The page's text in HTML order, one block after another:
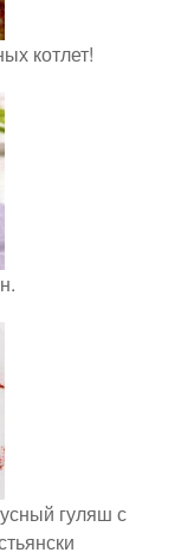
котлет!
гуляш с